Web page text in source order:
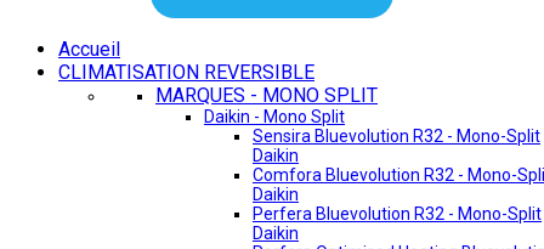
Accueil
CLIMATISATION REVERSIBLE
MARQUES - MONO SPLIT
Daikin - Mono Split
Sensira Bluevolution R32 - Mono-Split
Daikin
Comfora Bluevolution R32 - Mono-
Daikin
Perfera Bluevolution R32 - Mono-Split
Daikin